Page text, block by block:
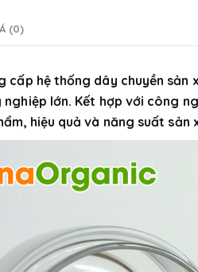
(0)
cấp hệ thống dây chuyền
nghiệp lớn. Kết hợp với công
hiệu quả và năng suất sản